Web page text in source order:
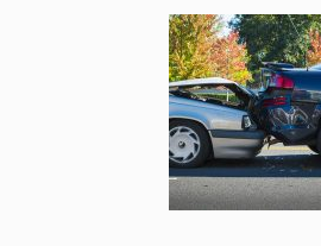
pueden
ocurrir
debido
negligencia
conductores
condiciones
Nuestro
equipo
de
abogados
expertos
en
accidentes
de
tránsito
compensación
necesitas
para
cubrir
gastos
médicos,
médicos,
salarios
perdidos
y
cualquier
incapacidad
relacionada
con
tu